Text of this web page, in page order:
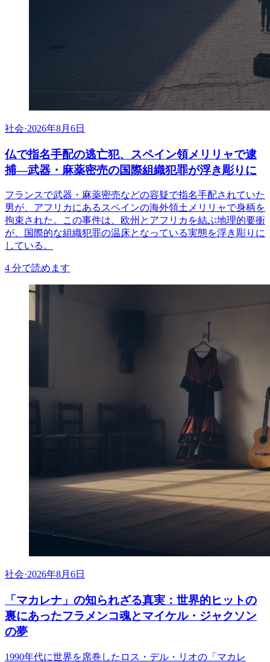
社会·2026年8月6日
仏で指名手配の逃亡犯、スペイン領メリリャで逮
捕―武器・麻薬密売の国際組織犯罪が浮き彫りに
フランスで武器・麻薬密売などの容疑で指名手配されていた
男が、アフリカにあるスペインの海外領土メリリャで身柄を
拘束された。この事件は、欧州とアフリカを結ぶ地理的要衝
が、国際的な組織犯罪の温床となっている実態を浮き彫りに
している。
4 分で読めます
社会·2026年8月6日
「マカレナ」の知られざる真実：世界的ヒットの
裏にあったフラメンコ魂とマイケル・ジャクソン
の夢
1990年代に世界を席巻したロス・デル・リオの「マカレ